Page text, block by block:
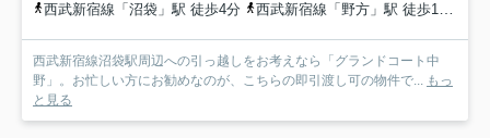
西武新宿線「沼袋」駅 徒歩4分
西武新宿線「野方」駅 徒歩11分
西武新宿線沼袋駅周辺への引っ越しをお考えなら「グランドコート中
野」。お忙しい方にお勧めなのが、こちらの即引渡し可の物件で... もっ
と見る